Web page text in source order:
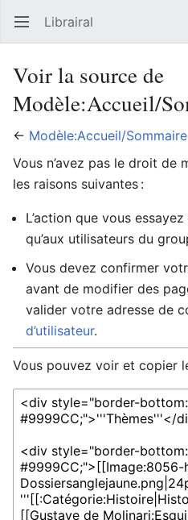
Ouvrir le menu principal Librairal
Voir la source de
Modèle:Accueil/
← Modèle:Accueil/Sommaire
Vous n’avez pas le droit de
les raisons suivantes :
L’action que vous
qu’aux utilisateurs du
Vous devez confirmer
avant de modifier des
valider votre adresse de
d’utilisateur.
Vous pouvez voir et copier